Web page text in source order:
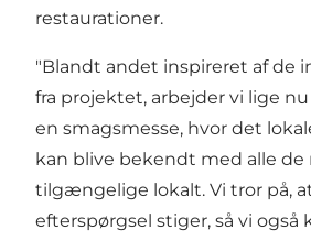
restaurationer.
"Blandt andet inspireret af de
fra projektet, arbejder vi lige
en smagsmesse, hvor det
kan blive bekendt med alle de
tilgængelige lokalt. Vi tror på,
efterspørgsel stiger, så vi også